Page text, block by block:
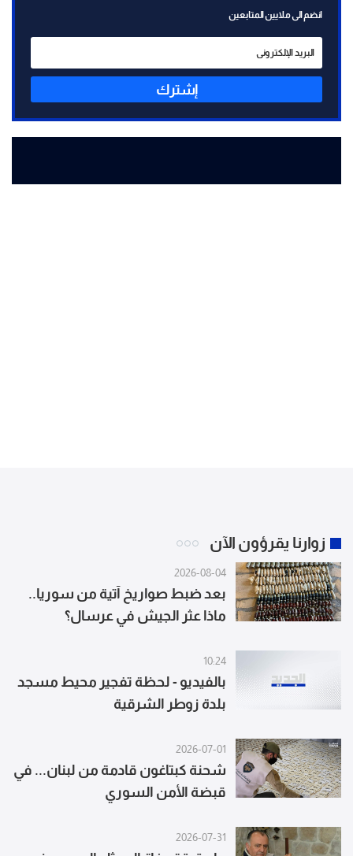
انضم الى ملايين المتابعين
إشترك
زوارنا يقرؤون الآن
2026-08-04
بعد ضبط صواريخ آتية من سوريا..
ماذا عثر الجيش في عرسال؟
10:24
بالفيديو - لحظة تفجير محيط مسجد
بلدة زوطر الشرقية
2026-07-01
شحنة كبتاغون قادمة من لبنان... في
قبضة الأمن السوري
2026-07-31